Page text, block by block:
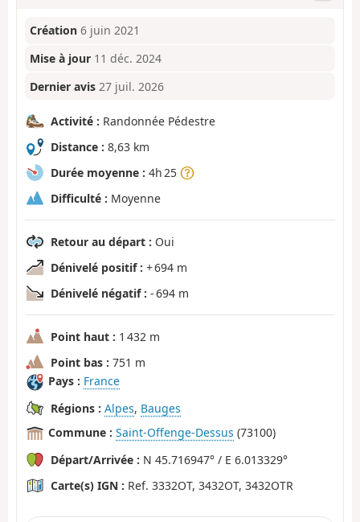
Création 6 juin 2021
Mise à jour 11 déc. 2024
Dernier avis 27 juil. 2026
Activité : Randonnée Pédestre
Distance : 8,63 km
Durée moyenne : 4h 25
Difficulté : Moyenne
Retour au départ : Oui
Dénivelé positif : + 694 m
Dénivelé négatif : - 694 m
Point haut : 1 432 m
Point bas : 751 m
Pays : France
Régions : Alpes, Bauges
Commune : Saint-Offenge-Dessus (73100)
Départ/Arrivée : N 45.716947° / E 6.013329°
Carte(s) IGN : Ref. 3332OT, 3432OT, 3432OTR